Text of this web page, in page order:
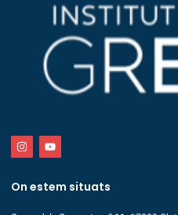
On estem situats